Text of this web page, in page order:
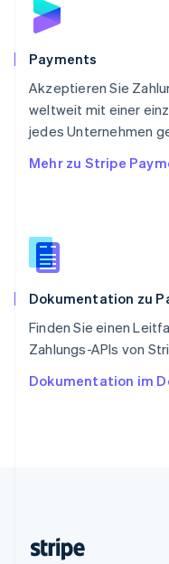
Payments
Akzeptieren Sie
weltweit mit einer
jedes Unternehmen
Mehr zu Stripe
Dokumentation zu
Finden Sie einen
Zahlungs-APIs von
Dokumentation im
Schweden
Schweiz
Singapur
English简体中文
Slowakei
Slowenien
English
Spanien
Thailand
Tschechische
English
English